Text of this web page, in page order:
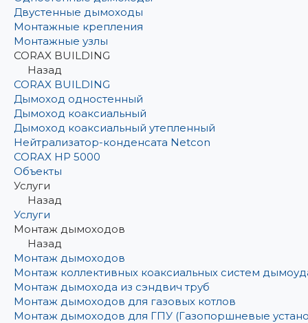
Двустенные дымоходы
Монтажные крепления
Монтажные узлы
CORAX BUILDING
Назад
CORAX BUILDING
Дымоход одностенный
Дымоход коаксиальный
Дымоход коаксиальный утепленный
Нейтрализатор-конденсата Netcon
CORAX HP 5000
Объекты
Услуги
Назад
Услуги
Монтаж дымоходов
Назад
Монтаж дымоходов
Монтаж коллективных коаксиальных систем
Монтаж дымохода из сэндвич труб
Монтаж дымоходов для газовых котлов
Монтаж дымоходов для ГПУ (Газопоршневые